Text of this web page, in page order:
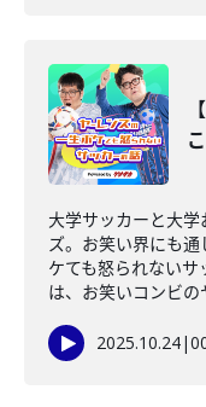
大学サッカーと大
ズ。お笑い界にも
ケても怒られないサ
は、お笑いコンビの
2025.10.24|